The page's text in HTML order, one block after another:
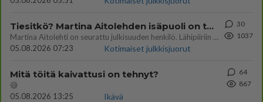
Tiesitkö? Martina Aitolehden isäpuoli on tämä suosittu laulaja
Martina Aitolehti on seurattu julkisuuden henkilö. Lähipiiriin mahtuu muitakin tunnettuja henkilöitä. Tiesitkö, että Ma
05.08.2026 07:23
Kotimaiset julkkisjuorut
30
1037
Mitä töitä kaivattusi on tehnyt?
😅
05.08.2026 13:25
Ikävä
64
867